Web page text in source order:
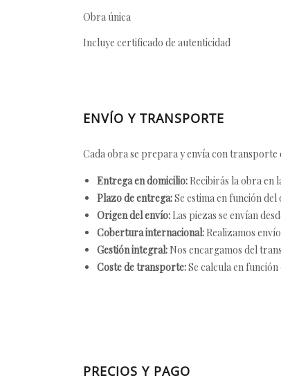
Obra única
Incluye certificado de autenticidad
ENVÍO Y TRANSPORTE
Cada obra se prepara y envía con transporte
Entrega en domicilio: Recibirás la obra en
Plazo de entrega:Se estima en función
Origen del envío: Las piezas se envían
Cobertura internacional: Realizamos
Gestión integral: Nos encargamos del
Coste de transporte:Se calcula en
PRECIOS Y PAGO